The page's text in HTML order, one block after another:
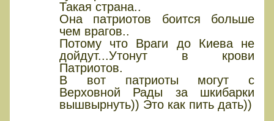
Такая страна..
Она патриотов боится больше
чем врагов..
Потому что Враги до Киева не
дойдут...Утонут в крови
Патриотов.
В вот патриоты могут с
Верховной Рады за шкибарки
вышвырнуть)) Это как пить дать))